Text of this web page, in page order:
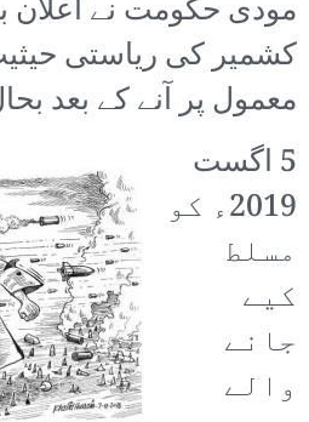
مودی حکومت نے اعلان
کشمیر کی ریاستی
معمول پر آنے کے بعد
5 اگست
2019ء کو
مسلط
کیے
جانے
والے